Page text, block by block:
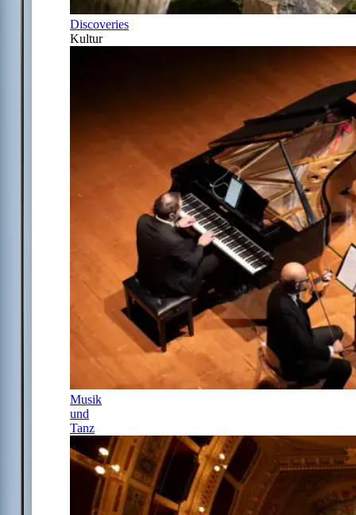
Discoveries
Kultur
Musik
und
Tanz